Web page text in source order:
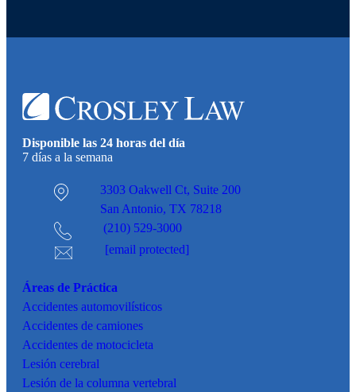
Disponible las 24 horas del día
7 días a la semana
3303 Oakwell Ct, Suite 200
San Antonio, TX 78218
(210) 529-3000
[email protected]
Áreas de Práctica
Accidentes automovilísticos
Accidentes de camiones
Accidentes de motocicleta
Lesión cerebral
Lesión de la columna vertebral